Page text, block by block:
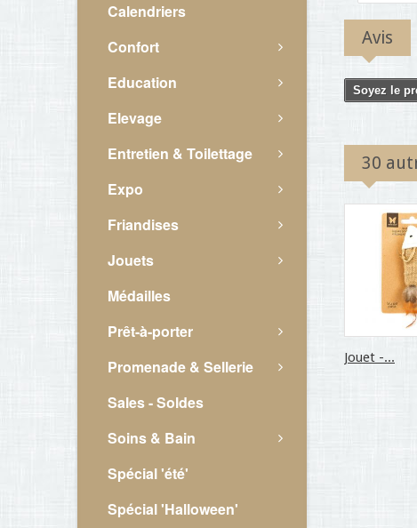
Calendriers
Confort
Education
Elevage
Entretien & Toilettage
Expo
Friandises
Jouets
Médailles
Prêt-à-porter
Promenade & Sellerie
Sales - Soldes
Soins & Bain
Spécial 'été'
Spécial 'Halloween'
Avis
Soyez le
30
Jouet -...